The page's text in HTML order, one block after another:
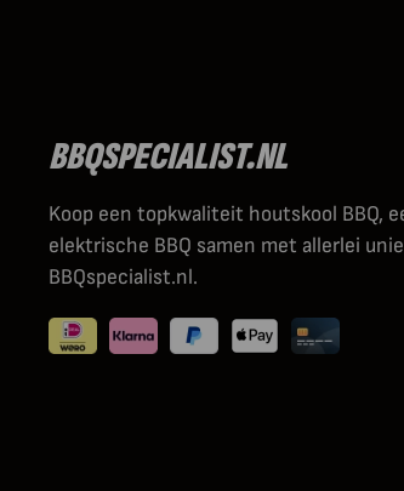
BBQSPECIALIST.NL
Koop een topkwaliteit houtskool BBQ,
elektrische BBQ samen met allerlei
BBQspecialist.nl.